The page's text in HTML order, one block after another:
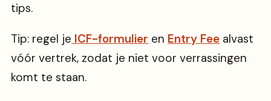
tips.
Tip: regel je ICF-formulier en Entry Fee alvast
vóór vertrek, zodat je niet voor verrassingen
komt te staan.